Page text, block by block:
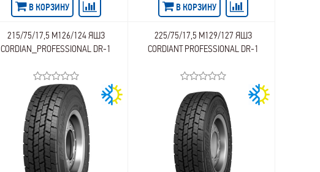
В КОРЗИНУ В КОРЗИНУ
215/75/17,5 M126/124 ЯШЗ
CORDIAN_PROFESSIONAL DR-1
225/75/17,5 M129/127 ЯШЗ
CORDIANT PROFESSIONAL DR-1